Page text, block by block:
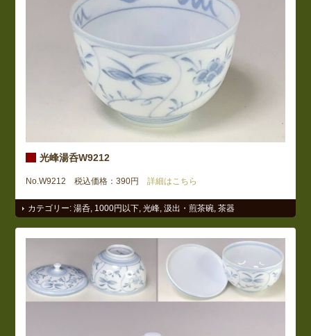
光峰湯呑W9212
No.W9212 税込価格：390円 詳細はこちら
カテゴリー:湯呑 1000円以下 ,光峰 ,汲出・煎茶碗 ,茶器